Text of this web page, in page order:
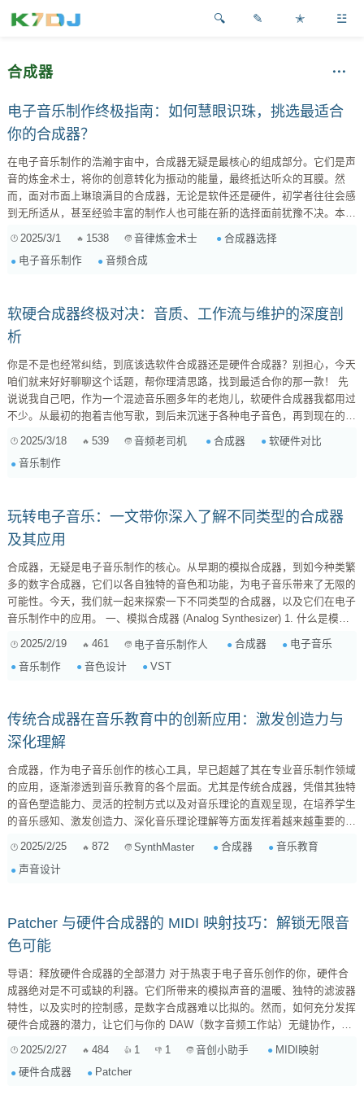
✎ ✭ ☳
合成器
电子音乐制作终极指南：如何慧眼识珠，挑选最适合
你的合成器？
在电子音乐制作的浩瀚宇宙中，合成器无疑是最核心的组成部分。它们是声
音的炼金术士，将你的创意转化为振动的能量，最终抵达听众的耳膜。然
而，面对市面上琳琅满目的合成器，无论是软件还是硬件，初学者往往会感
到无所适从，甚至经验丰富的制作人也可能在新的选择面前犹豫不决。本文
挑选到最适合你的合成器。 一、理解合成器的基本类型：打开声音的万花
筒 在深入探讨选择方法之前，我们首先需要了解合成器的基本类型。不同
2025/3/1 1538 音律炼金术士
合成器选择
电子音乐制作
音频合成
软硬合成器终极对决：音质、工作流与维护的深度剖
析
你是不是也经常纠结，到底该选软件合成器还是硬件合成器？别担心，今天
咱们就来好好聊聊这个话题，帮你理清思路，找到最适合你的那一款！ 先
说说我自己吧，作为一个混迹音乐圈多年的老炮儿，软硬件合成器我都用过
不少。从最初的抱着吉他写歌，到后来沉迷于各种电子音色，再到现在的工
选择软硬件合成器，就像选对象，没有绝对的好坏，只有适不适合。关键是
要看你的需求、预算，还有你个人的喜好。 一、音质：模拟 vs 数字，谁更
2025/3/18 539 音频老司机 合成器
软硬件对比
音乐制作
玩转电子音乐：一文带你深入了解不同类型的合成器
及其应用
合成器，无疑是电子音乐制作的核心。从早期的模拟合成器，到如今种类繁
多的数字合成器，它们以各自独特的音色和功能，为电子音乐带来了无限的
可能性。今天，我们就一起来探索一下不同类型的合成器，以及它们在电子
音乐制作中的应用。 一、模拟合成器 (Analog Synthesizer) 1. 什么是模拟
它通过电压控制振荡器 (VCO)、滤波器 (VCF) 和放大器 (VCA) 等组件来生
成和塑造声音。模拟合成器最大的特点是它那温暖、厚重、有机的音色，这
2025/2/19 461 电子音乐制作人 合成器
电子音乐
音乐制作
音色设计 VST
传统合成器在音乐教育中的创新应用：激发创造力与
深化理解
合成器，作为电子音乐创作的核心工具，早已超越了其在专业音乐制作领域
的应用，逐渐渗透到音乐教育的各个层面。尤其是传统合成器，凭借其独特
的音色塑造能力、灵活的控制方式以及对音乐理论的直观呈现，在培养学生
的音乐感知、激发创造力、深化音乐理论理解等方面发挥着越来越重要的作
用。本文将深入探讨传统合成器在音乐教育中的具体应用，并分析其优势与
挑战，为音乐教育者提供参考。 一、传统合成器的定义与特点 在探讨应用
之前，我们首先需要明确“传统合成器”的定义。这里所说的传统合成器，并
2025/2/25 872 SynthMaster 合成器
音乐教育
声音设计
Patcher 与硬件合成器的 MIDI 映射技巧：解锁无限音
色可能
导语：释放硬件合成器的全部潜力 对于热衷于电子音乐创作的你，硬件合
成器绝对是不可或缺的利器。它们所带来的模拟声音的温暖、独特的滤波器
特性，以及实时的控制感，是数字合成器难以比拟的。然而，如何充分发挥
硬件合成器的潜力，让它们与你的 DAW（数字音频工作站）无缝协作，创
的 MIDI 映射技巧，帮助你解锁无限音色可能，让你在音乐创作的道路上更
进一步。 1. 什么是 Patcher？它在 MIDI 映射中扮演什么角色？ 1.1
2025/2/27 484 1 1 音创小助手
MIDI映射
硬件合成器
Patcher